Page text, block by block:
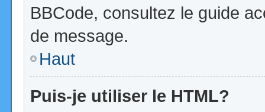
BBCode, consultez le guide
de message.
Haut
Puis-je utiliser le HTML?